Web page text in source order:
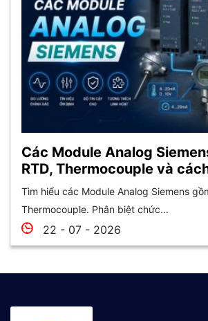
Các Module Analog
RTD, Thermocouple và
Tìm hiểu các Module Analog Siemens
Thermocouple. Phân biệt chức...
22 - 07 - 2026